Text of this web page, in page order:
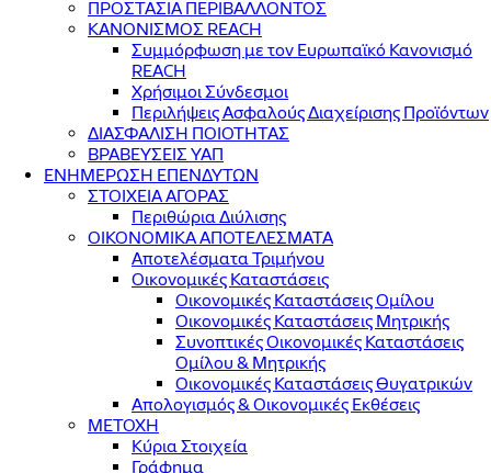
ΠΡΟΣΤΑΣΙΑ ΠΕΡΙΒΑΛΛΟΝΤΟΣ
ΚΑΝΟΝΙΣΜΟΣ REACH
Συμμόρφωση με τον Ευρωπαϊκό Κανονισμό
REACH
Χρήσιμοι Σύνδεσμοι
Περιλήψεις Ασφαλούς Διαχείρισης Προϊόντων
ΔΙΑΣΦΑΛΙΣΗ ΠΟΙΟΤΗΤΑΣ
ΒΡΑΒΕΥΣΕΙΣ ΥΑΠ
ΕΝΗΜΕΡΩΣΗ ΕΠΕΝΔΥΤΩΝ
ΣΤΟΙΧΕΙΑ ΑΓΟΡΑΣ
Περιθώρια Διύλισης
ΟΙΚΟΝΟΜΙΚΑ ΑΠΟΤΕΛΕΣΜΑΤΑ
Αποτελέσματα Τριμήνου
Οικονομικές Καταστάσεις
Οικονομικές Καταστάσεις Ομίλου
Οικονομικές Καταστάσεις Μητρικής
Συνοπτικές Οικονομικές Καταστάσεις
Ομίλου & Μητρικής
Οικονομικές Καταστάσεις Θυγατρικών
Απολογισμός & Οικονομικές Εκθέσεις
ΜΕΤΟΧΗ
Κύρια Στοιχεία
Γράφημα